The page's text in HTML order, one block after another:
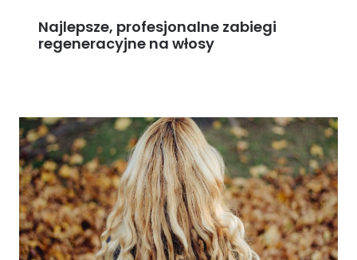
Najlepsze, profesjonalne zabiegi
regeneracyjne na włosy